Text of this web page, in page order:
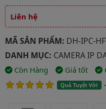
Giá và
Liên hệ
MÃ SẢN PHẨM: DH-IPC-
DANH MỤC: CAMERA IP
Còn Hàng Giá tốt
Quá Tuyệt Vời -